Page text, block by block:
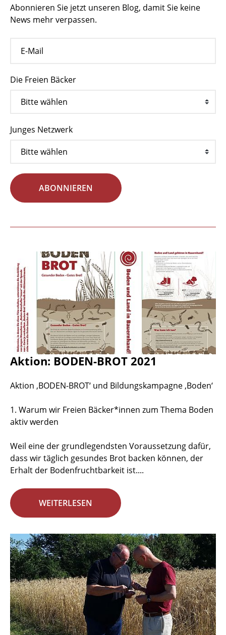
Abonnieren Sie jetzt unseren Blog, damit Sie keine
News mehr verpassen.
Die Freien Bäcker
Junges Netzwerk
ABONNIEREN
Aktion: BODEN-BROT 2021
Aktion ‚BODEN-BROT‘ und Bildungskampagne ‚Boden‘
1. Warum wir Freien Bäcker*innen zum Thema Boden
aktiv werden
Weil eine der grundlegendsten Voraussetzung dafür,
dass wir täglich gesundes Brot backen können, der
Erhalt der Bodenfruchtbarkeit ist....
WEITERLESEN